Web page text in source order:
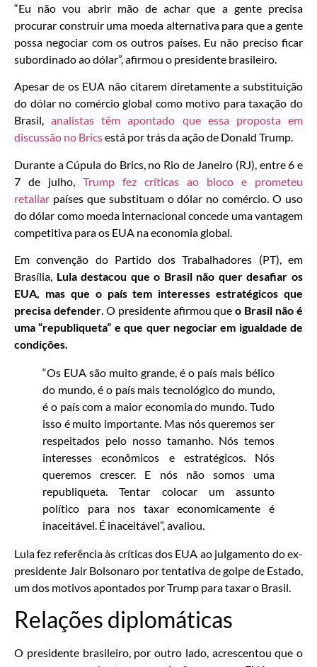
“Eu não vou abrir mão de achar que a gente precisa
procurar construir uma moeda alternativa para que a gente
possa negociar com os outros países. Eu não preciso ficar
subordinado ao dólar”, afirmou o presidente brasileiro.
Apesar de os EUA não citarem diretamente a substituição
do dólar no comércio global como motivo para taxação do
Brasil,analistas têm apontado que essa proposta em
discussão no Bricsestá por trás da ação de Donald Trump.
Durante a Cúpula do Brics, no Rio de Janeiro (RJ), entre 6 e
7 de julho, Trump fez críticas ao bloco e prometeu
retaliar países que substituam o dólar no comércio. O uso
do dólar como moeda internacional concede uma vantagem
competitiva para os EUA na economia global.
Em convenção do Partido dos Trabalhadores (PT), em
Brasília, Lula destacou que o Brasil não quer desafiar os
EUA, mas que o país tem interesses estratégicos que
precisa defender. O presidente afirmou queo Brasil não é
uma “republiqueta” e que quer negociar em igualdade de
condições.
“Os EUA são muito grande, é o país mais bélico
do mundo, é o país mais tecnológico do mundo,
é o país com a maior economia do mundo. Tudo
isso é muito importante. Mas nós queremos ser
respeitados pelo nosso tamanho. Nós temos
interesses econômicos e estratégicos. Nós
queremos crescer. E nós não somos uma
republiqueta. Tentar colocar um assunto
político para nos taxar economicamente é
inaceitável. É inaceitável”, avaliou.
Lula fez referência às críticas dos EUA ao julgamento do ex-
presidente Jair Bolsonaro por tentativa de golpe de Estado,
um dos motivos apontados por Trump para taxar o Brasil.
Relações diplomáticas
O presidente brasileiro, por outro lado, acrescentou que o